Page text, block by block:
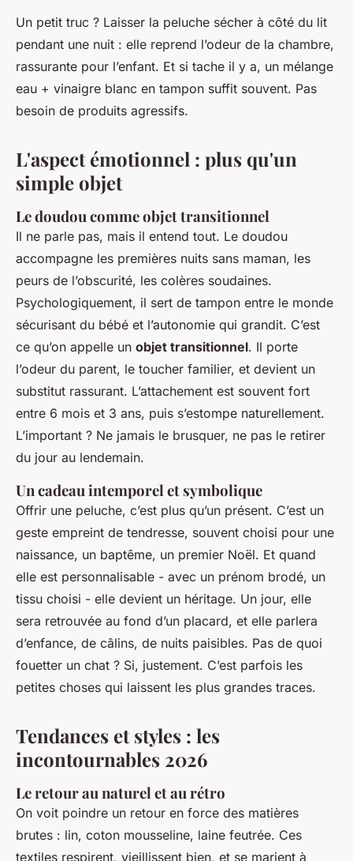
Un petit truc ? Laisser la peluche sécher à côté du lit
pendant une nuit : elle reprend l’odeur de la chambre,
rassurante pour l’enfant. Et si tache il y a, un mélange
eau + vinaigre blanc en tampon suffit souvent. Pas
besoin de produits agressifs.
L'aspect émotionnel : plus qu'un
simple objet
Le doudou comme objet transitionnel
Il ne parle pas, mais il entend tout. Le doudou
accompagne les premières nuits sans maman, les
peurs de l’obscurité, les colères soudaines.
Psychologiquement, il sert de tampon entre le monde
sécurisant du bébé et l’autonomie qui grandit. C’est
ce qu’on appelle un objet transitionnel. Il porte
l’odeur du parent, le toucher familier, et devient un
substitut rassurant. L’attachement est souvent fort
entre 6 mois et 3 ans, puis s’estompe naturellement.
L’important ? Ne jamais le brusquer, ne pas le retirer
du jour au lendemain.
Un cadeau intemporel et symbolique
Offrir une peluche, c’est plus qu’un présent. C’est un
geste empreint de tendresse, souvent choisi pour une
naissance, un baptême, un premier Noël. Et quand
elle est personnalisable - avec un prénom brodé, un
tissu choisi - elle devient un héritage. Un jour, elle
sera retrouvée au fond d’un placard, et elle parlera
d’enfance, de câlins, de nuits paisibles. Pas de quoi
fouetter un chat ? Si, justement. C’est parfois les
petites choses qui laissent les plus grandes traces.
Tendances et styles : les
incontournables 2026
Le retour au naturel et au rétro
On voit poindre un retour en force des matières
brutes : lin, coton mousseline, laine feutrée. Ces
textiles respirent, vieillissent bien, et se marient à